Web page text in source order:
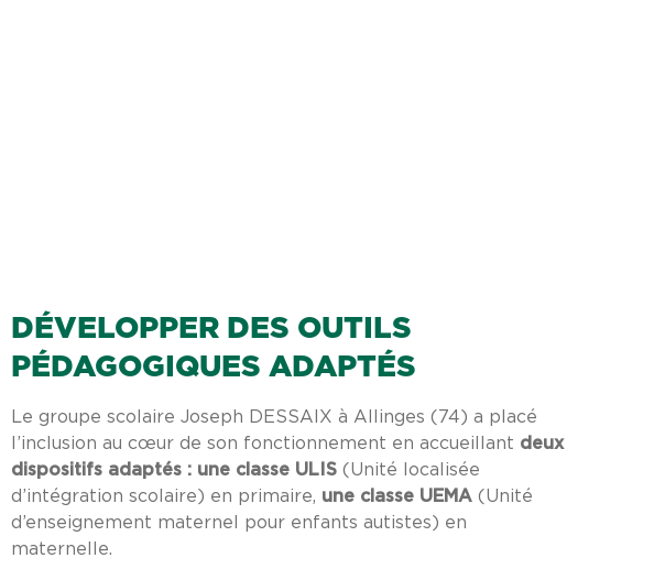
DÉVELOPPER DES OUTILS
PÉDAGOGIQUES ADAPTÉS
Le groupe scolaire Joseph DESSAIX à Allinges (74) a placé
l’inclusion au cœur de son fonctionnement en accueillant deux
dispositifs adaptés : une classe ULIS(Unité localisée
d’intégration scolaire) en primaire, une classe UEMA(Unité
d’enseignement maternel pour enfants autistes) en
maternelle.